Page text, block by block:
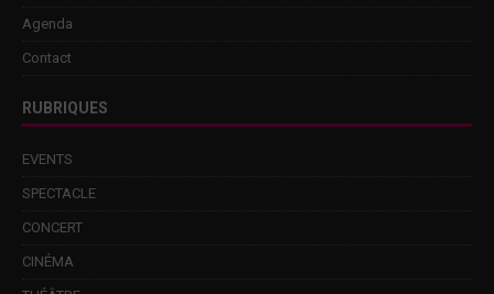
Agenda
Contact
RUBRIQUES
EVENTS
SPECTACLE
CONCERT
CINÉMA